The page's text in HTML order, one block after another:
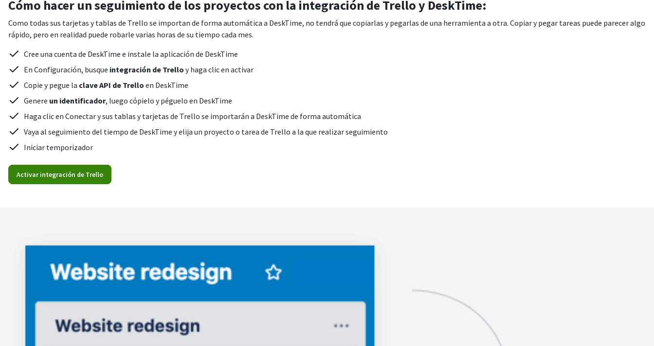
Cómo hacer un seguimiento de los proyectos con la integración de Trello y DeskTime:
Como todas sus tarjetas y tablas de Trello se importan de forma automática a DeskTime, no tendrá que copiarlas y pegarlas de una herramienta a otra. Copiar y pegar tareas puede parecer algo
rápido, pero en realidad puede robarle varias horas de su tiempo cada mes.
Cree una cuenta de DeskTime e instale la aplicación de DeskTime
En Configuración, busque integración de Trello y haga clic en activar
Copie y pegue la clave API de Trello en DeskTime
Genere un identificador, luego cópielo y péguelo en DeskTime
Haga clic en Conectar y sus tablas y tarjetas de Trello se importarán a DeskTime de forma automática
Vaya al seguimiento del tiempo de DeskTime y elija un proyecto o tarea de Trello a la que realizar seguimiento
Iniciar temporizador
Activar integración de Trello